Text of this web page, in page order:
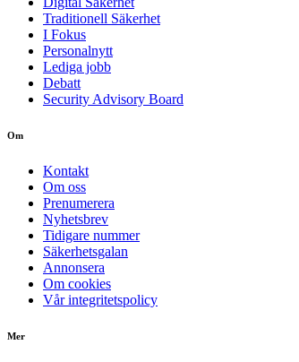
Traditionell Säkerhet
I Fokus
Personalnytt
Lediga jobb
Debatt
Security Advisory Board
Om
Kontakt
Om oss
Prenumerera
Nyhetsbrev
Tidigare nummer
Säkerhetsgalan
Annonsera
Om cookies
Vår integritetspolicy
Mer